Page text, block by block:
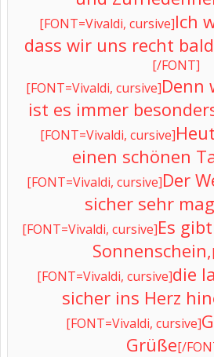
[FONT=Vivaldi, cursive]Ich
dass wir uns recht
[/FONT]
[FONT=Vivaldi, cursive]Denn
ist es immer
[FONT=Vivaldi, cursive]
einen schönen
[FONT=Vivaldi, cursive]Der
sicher sehr
[FONT=Vivaldi, cursive]Es
Sonnenschein,
[FONT=Vivaldi, cursive]die
sicher ins Herz
[FONT=Vivaldi, cursive]
Grüße[/